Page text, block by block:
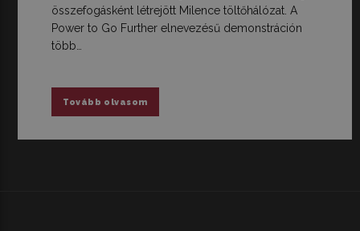
összefogásként létrejött Milence töltőhálózat. A
Power to Go Further elnevezésű demonstráción
több…
Tovább olvasom